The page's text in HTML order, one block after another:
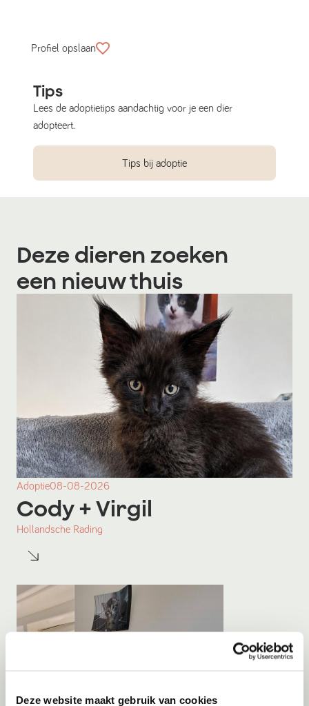
Deze website maakt gebruik van cookies
Profiel opslaan
Tips
Lees de adoptietips aandachtig voor je een dier
adopteert.
Tips bij adoptie
Deze dieren zoeken
een nieuw thuis
Adoptie08-08-2026
Cody+ Virgil
Hollandsche Rading